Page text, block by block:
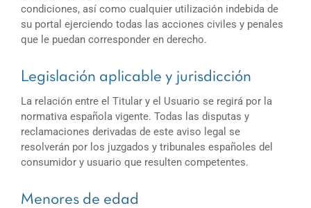
condiciones, así como cualquier utilización indebida de
su portal ejerciendo todas las acciones civiles y penales
que le puedan corresponder en derecho.
Legislación aplicable y jurisdicción
La relación entre el Titular y el Usuario se regirá por la
normativa española vigente. Todas las disputas y
reclamaciones derivadas de este aviso legal se
resolverán por los juzgados y tribunales españoles del
consumidor y usuario que resulten competentes.
Menores de edad